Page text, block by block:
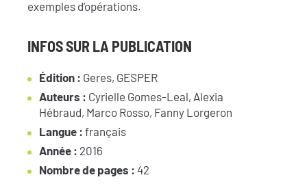
exemples d’opérations.
INFOS SUR LA PUBLICATION
Édition : Geres, GESPER
Auteurs : Cyrielle Gomes-Leal, Alexia
Hébraud, Marco Rosso, Fanny Lorgeron
Langue :français
Année : 2016
Nombre de pages :42